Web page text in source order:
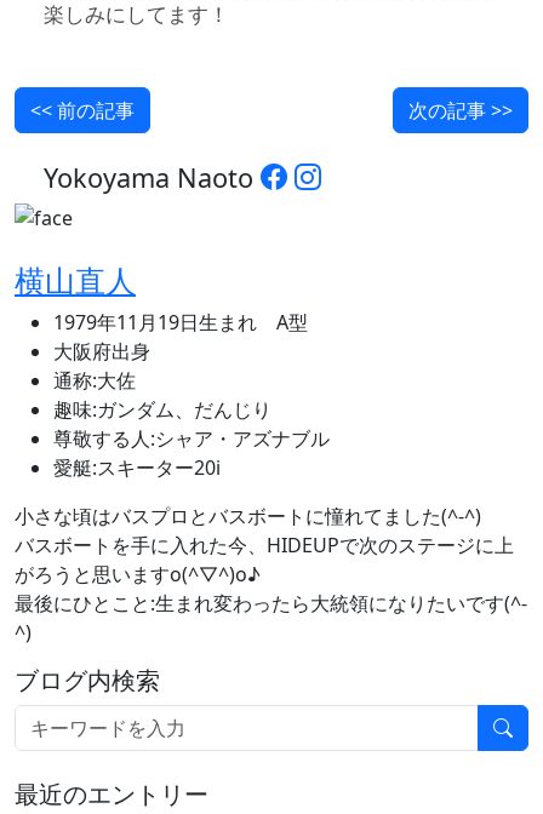
楽しみにしてます！
<< 前の記事 次の記事 >>
Yokoyama Naoto
横山直人
1979年11月19日生まれ A型
大阪府出身
通称:大佐
趣味:ガンダム、だんじり
尊敬する人:シャア・アズナブル
愛艇:スキーター20i
小さな頃はバスプロとバスボートに憧れてました(^-^)
バスボートを手に入れた今、HIDEUPで次のステージに上
がろうと思いますo(^▽^)o♪
最後にひとこと:生まれ変わったら大統領になりたいです(^-
^)
ブログ内検索
最近のエントリー